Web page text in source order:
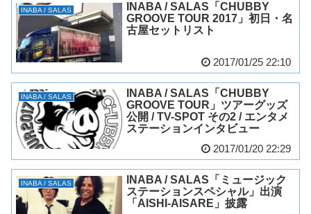
INABA / SALAS
INABA / SALAS「CHUBBY
GROOVE TOUR 2017」初日・名
古屋セットリスト
2017/01/25 22:10
INABA / SALAS
INABA / SALAS「CHUBBY
GROOVE TOUR」ツアーグッズ
公開 / TV-SPOT その2 / エンタメ
ステーションインタビュー
2017/01/20 22:29
INABA / SALAS
INABA / SALAS「ミュージック
ステーションスペシャル」出演
「AISHI-AISARE」披露